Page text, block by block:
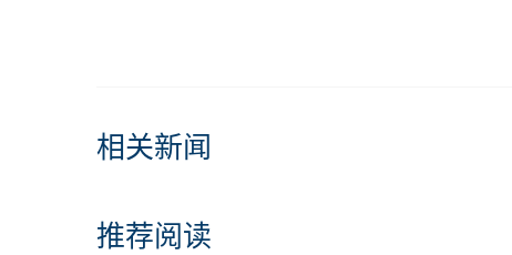
相关新闻
推荐阅读